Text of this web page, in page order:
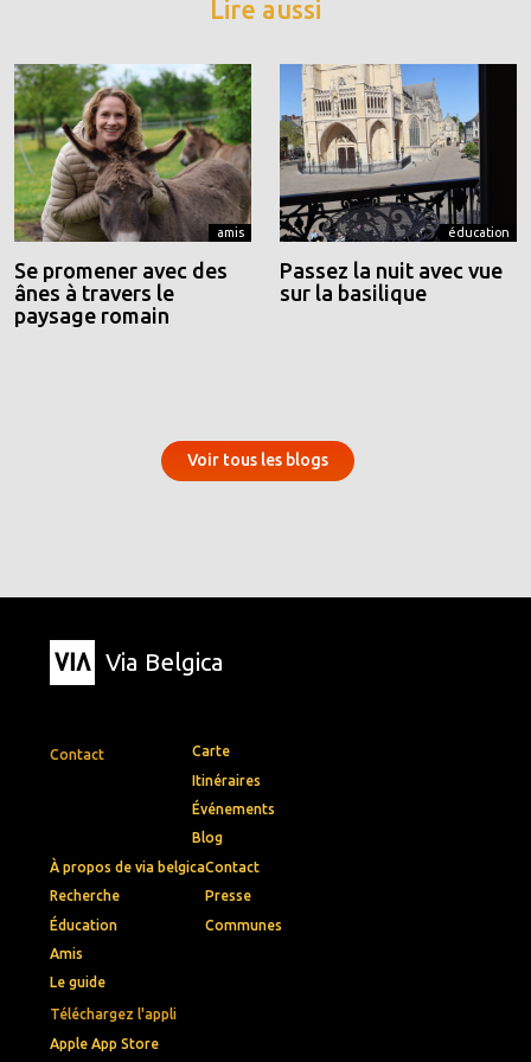
Lire aussi
amis
Se promener avec des
ânes à travers le
paysage romain
éducation
Passez la nuit avec vue
sur la basilique
Voir tous les blogs
Via Belgica
Contact
Téléchargez l'appli
Apple App Store
Carte
Itinéraires
Événements
Blog
À propos de via belgica
Recherche
Éducation
Amis
Le guide
Contact
Presse
Communes